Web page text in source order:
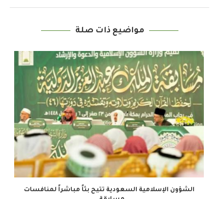
مواضيع ذات صلة
الشؤون الإسلامية السعودية تتيح بثاً مباشراً لمنافسات